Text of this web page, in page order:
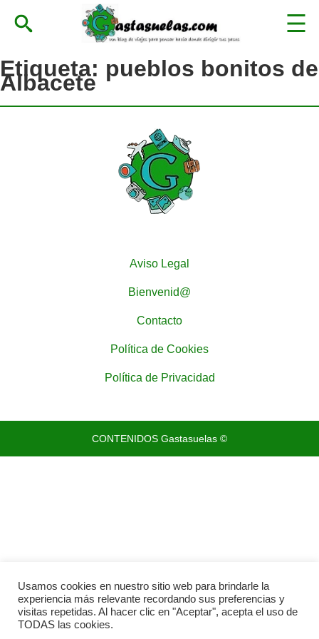
Etiqueta: pueblos bonitos de
Albacete
Aviso Legal
Bienvenid@
Contacto
Política de Cookies
Política de Privacidad
CONTENIDOS Gastasuelas ©
Usamos cookies en nuestro sitio web para brindarle la
experiencia más relevante recordando sus preferencias y
visitas repetidas. Al hacer clic en "Aceptar", acepta el uso de
TODAS las cookies.